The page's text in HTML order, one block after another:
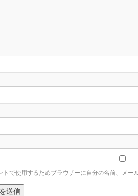
トで使用するためブラウザーに自分の名前、メー